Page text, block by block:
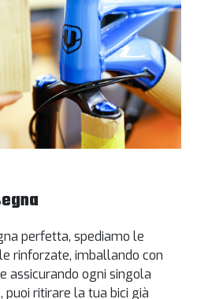
perfetta, spediamo le
rinforzate, imballando con
assicurando ogni singola
puoi ritirare la tua bici già